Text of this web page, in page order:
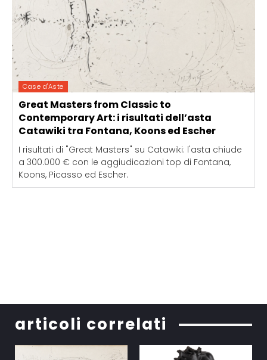
Case d'Aste
Great Masters from Classic to
Contemporary Art: i risultati dell’asta
Catawiki tra Fontana, Koons ed Escher
I risultati di "Great Masters" su Catawiki: l'asta chiude
a 300.000 € con le aggiudicazioni top di Fontana,
Koons, Picasso ed Escher.
articoli correlati